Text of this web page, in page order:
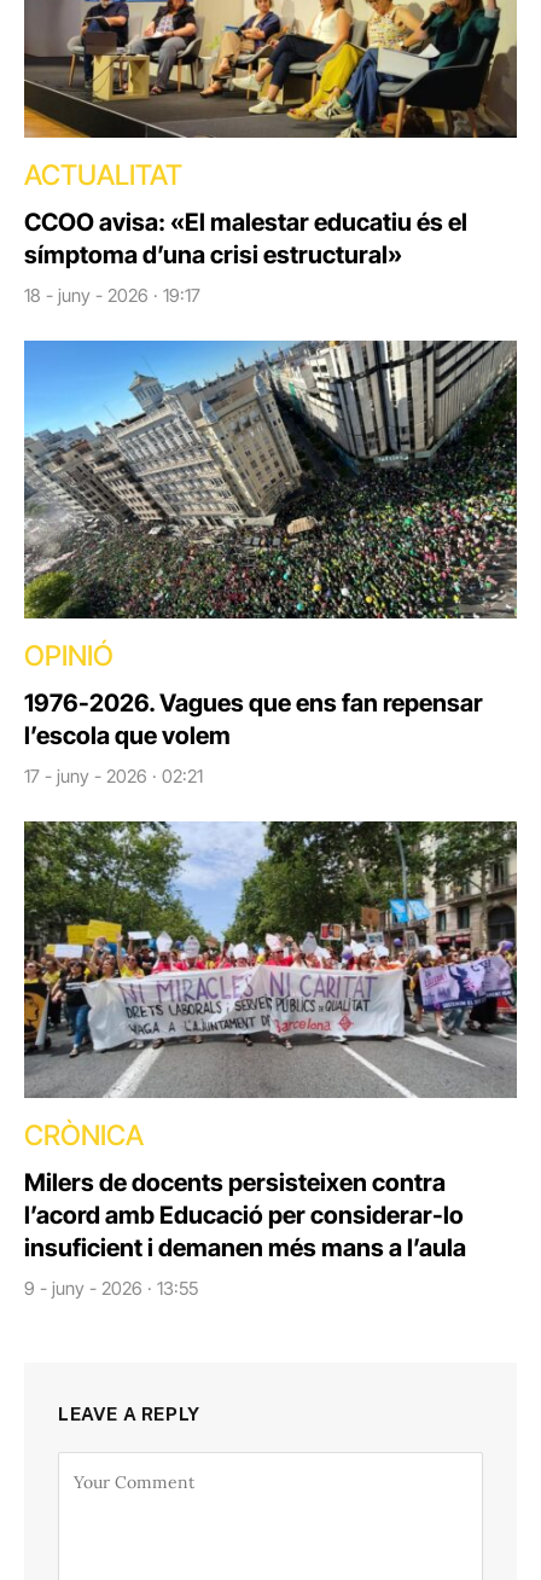
ACTUALITAT
CCOO avisa: «El malestar educatiu és el
símptoma d’una crisi estructural»
18 - juny - 2026 · 19:17
OPINIÓ
1976-2026. Vagues que ens fan repensar
l’escola que volem
17 - juny - 2026 · 02:21
CRÒNICA
Milers de docents persisteixen contra
l’acord amb Educació per considerar-lo
insuficient i demanen més mans a l’aula
9 - juny - 2026 · 13:55
LEAVE A REPLY